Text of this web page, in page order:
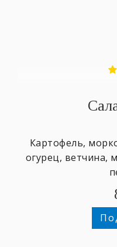
Картофель,
огурец, ветчина,